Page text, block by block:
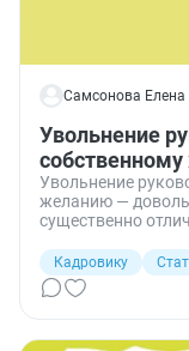
Самсонова Елена
Увольнение
Увольнение
желанию —
существенно
основных этапов
позволит
налоговой.
Кадровику